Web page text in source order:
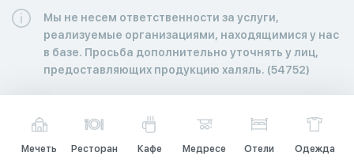
Мы не несем ответственности за услуги,
реализуемые организациями, находящимися у нас
в базе. Просьба дополнительно уточнять у лиц,
предоставляющих продукцию халяль. (54752)
Мечеть Ресторан Кафе Медресе Отели Одежда